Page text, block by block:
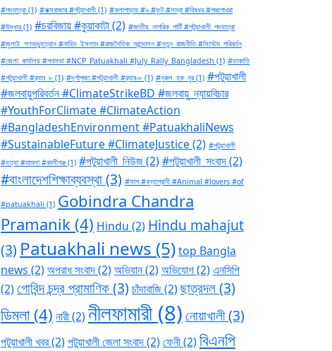
#পদযাত্রা (1) #কক্সবাজার #পটুয়াখালী (1) #কলাপাড়ায় #৬ #ফুট #লম্বা #বিষধর #পদ্মগোখরা
#উদ্ধার(1) #চরবিজায় #কুয়াকাটা(2) #জাতীয়_নাগরিক_পার্টি #পটুয়াখালী_পদযাত্রা
#জুলাই_গণঅভ্যুত্থান #নাহিদ_ইসলাম #রাজনৈতিক_আন্দোলন #নতুন_রাজনীতি #সিস্টেম_পরিবর্তন
#জেলা_কার্যালয় #পথসভা #NCP_Patuakhali #July_Rally_Bangladesh (1) #ডাকাতি
#পটুয়াখালী #র‍্যাব_৮ (1) #দূর্গাপুজা #পটুয়াখালী #র‍্যাব-৮ (1) #নুরুল_হক_নুর(1) #পটুয়াখালী
#জলবায়ুপরিবর্তন #ClimateStrikeBD #জলবায়ু_ন্যায়বিচার
#YouthForClimate #ClimateAction
#BangladeshEnvironment #PatuakhaliNews
#SustainableFuture #ClimateJustice(2) #পটুয়াখালী
#হত্যা #মামলা #কালীগঞ্জ (1) #পটুয়াখালী_নিউজ(2) #পটুয়াখালী_সংবাদ(2)
#বাংলাদেশশিক্ষাব্যবস্থা(3) #সাপ #বন্যাপ্রানী #Animal #lovers #of
#patuakhali (1) Gobindra Chandra
Pramanik (4) Hindu (2) Hindu mahajut
(3) Patuakhali news (5)top Bangla
news (2) অপরাধ সংবাদ(2) অভিযান(2) অভিযোগ(2) এনসিপি
(2) গোবিন্দ চন্দ্র প্রামাণিক(3) চাঁদাবাজি(2) ছাত্রদল(3)
ডিমলা(4) নারী(2) নীলফামারী(8)নোয়াখালী(3)
পটুয়াখালী খবর(2) পটুয়াখালী জেলা সংবাদ(2) ফেনী(2) বিএনপি